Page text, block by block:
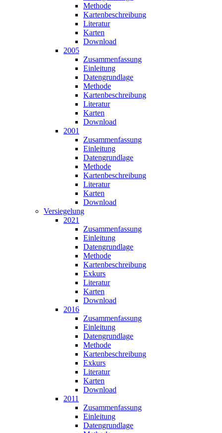
Methode
Karten­beschreibung
Literatur
Karten
Download
2005
Zusammen­fassung
Einleitung
Datengrundlage
Methode
Karten­beschreibung
Literatur
Karten
Download
2001
Zusammen­fassung
Einleitung
Datengrundlage
Methode
Karten­beschreibung
Literatur
Karten
Download
Versiegelung
2021
Zusammen­fassung
Einleitung
Datengrundlage
Methode
Karten­beschreibung
Exkurs
Literatur
Karten
Download
2016
Zusammen­fassung
Einleitung
Datengrundlage
Methode
Karten­beschreibung
Exkurs
Literatur
Karten
Download
2011
Zusammen­fassung
Einleitung
Datengrundlage